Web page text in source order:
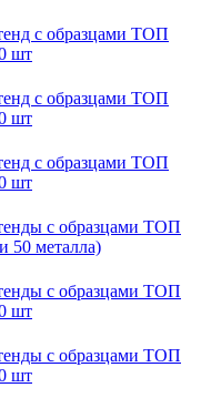
с образцами ТОП
шт
с образцами ТОП
шт
с образцами ТОП
шт
с образцами ТОП
50 металла)
с образцами ТОП
шт
с образцами ТОП
шт